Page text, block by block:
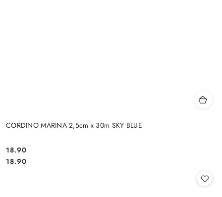
CORDINO MARINA 2,5cm x 30m SKY BLUE
Cena:
18.90
Cena:
18.90